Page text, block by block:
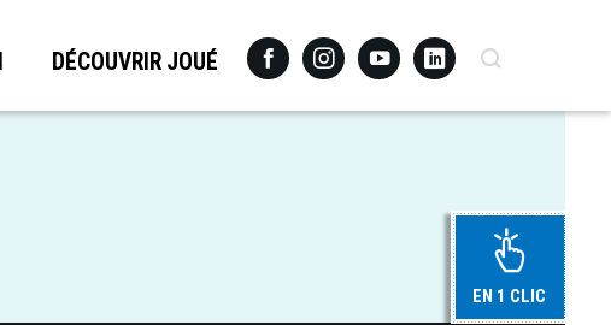
DÉCOUVRIR JOUÉ FacebookInstagramYoutubeLinkedinRecherche
EN 1 CLIC